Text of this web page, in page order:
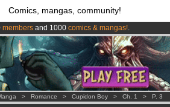
Comics, mangas, community!
members and 1000 comics & mangas!.
from3.95 eurosper month !Get membership
is now LIVE!.
> Romance > Cupidon Boy > Ch. 1 > P. 3